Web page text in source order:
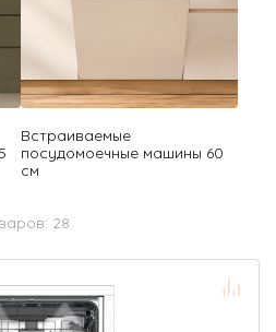
Встраиваемые
посудомоечные машины 60
см
28